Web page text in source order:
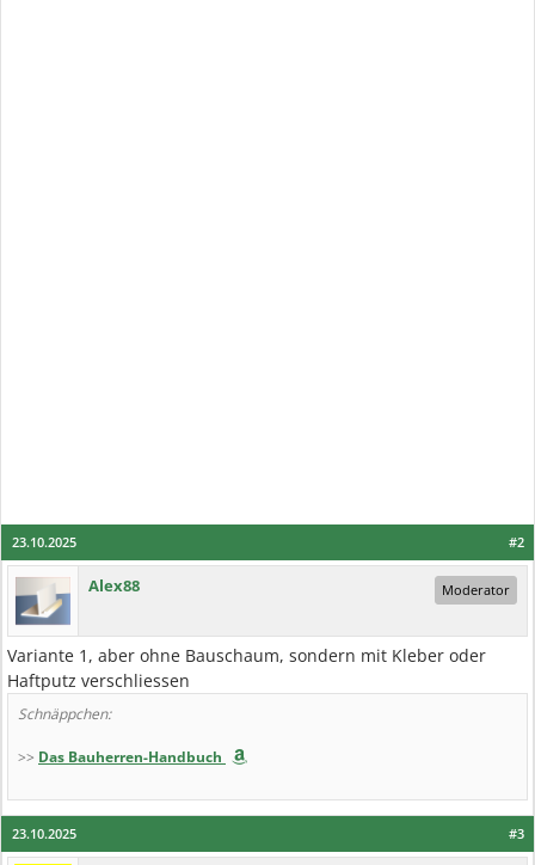
#2
23.10.2025
Alex88 Moderator
Variante 1, aber ohne Bauschaum, sondern mit Kleber oder
Haftputz verschliessen
Schnäppchen:
>> Das Bauherren-Handbuch
#3
23.10.2025